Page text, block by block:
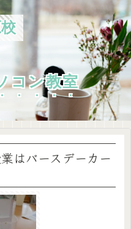
コン教室
はバースデーカー